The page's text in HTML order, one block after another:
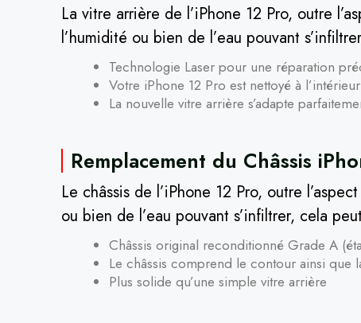
La vitre arrière de l’iPhone 12 Pro, outre
l’humidité ou bien de l’eau pouvant
Technologie Laser pour une réparation
Votre iPhone 12 Pro est nettoyé à
La nouvelle vitre arrière s’adapte
Remplacement du Châssis
Le châssis de l’iPhone 12 Pro, outre
ou bien de l’eau pouvant s’infiltrer, cela
Châssis original reconditionné Grade A
Le châssis comprend le contour ainsi que
Plus solide qu’une simple vitre arrière